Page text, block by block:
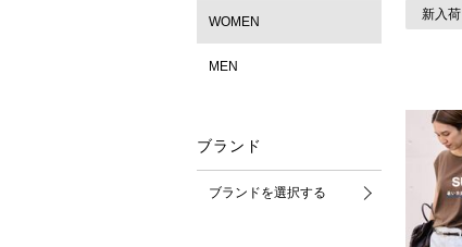
WOMEN
MEN
ブランド
ブランドを選択する
新入荷